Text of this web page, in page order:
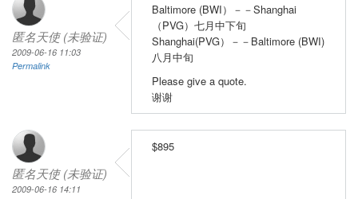
匿名天使 (未验证)
2009-06-16 11:03
Permalink
Baltimore (BWI）－－Shanghai
（PVG）七月中下旬
Shanghai(PVG）－－Baltimore (BWI)
八月中旬
Please give a quote.
谢谢
匿名天使 (未验证)
2009-06-16 14:11
$895